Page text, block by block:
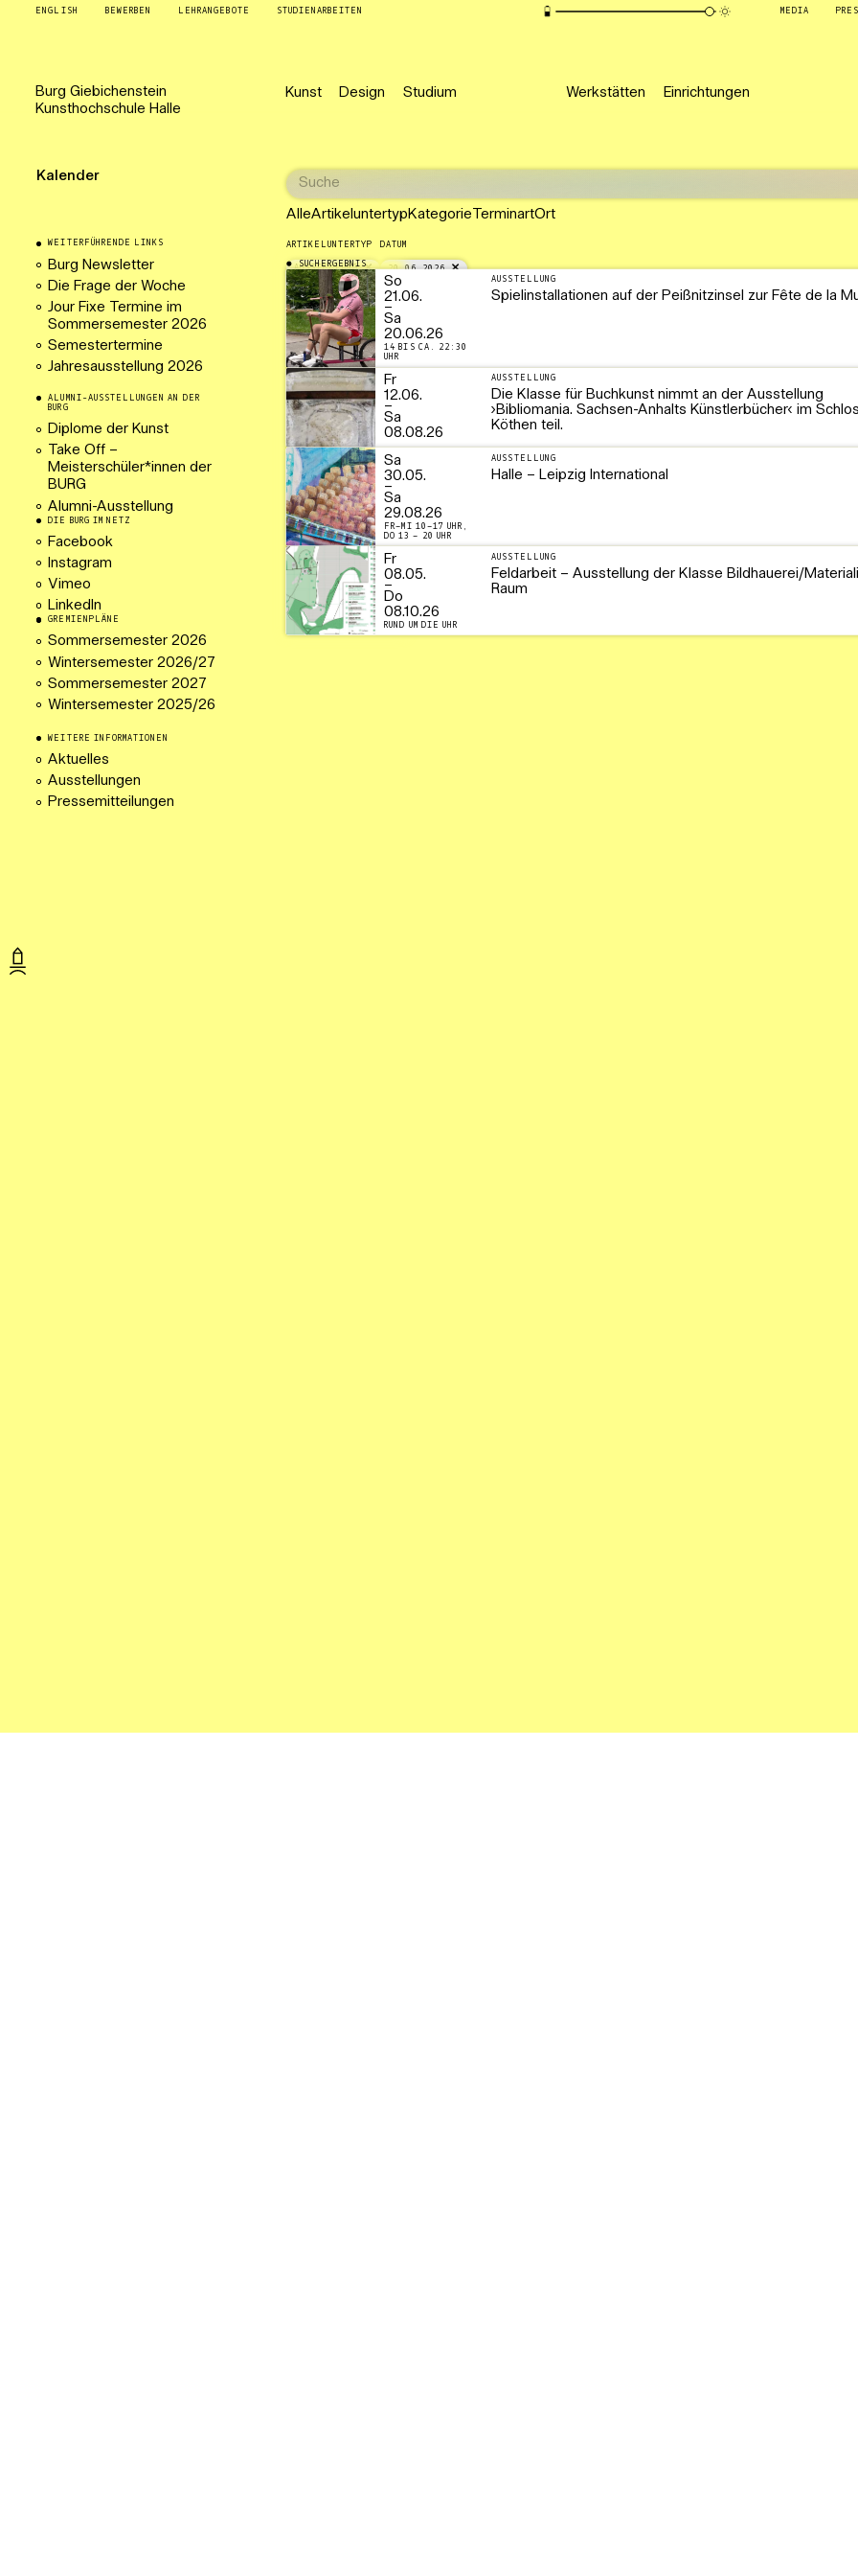
ENGLISH BEWERBEN LEHRANGEBOTE STUDIENARBEITEN MEDIA
Burg Giebichenstein
Kunsthochschule Halle
Kunst Design Studium Werkstätten Einrichtungen
AlleArtikeluntertyp Kategorie TerminartOrt
ARTIKELUNTERTYP
AUSSTELLUNG
DATUM
20.06.2026
SUCHERGEBNIS
So
21.06.
–
Sa
20.06.26
14 BIS CA. 22:30
UHR
AUSSTELLUNG
Spielinstallationen auf der Peißnitzinsel zur Fête de la
Fr
12.06.
–
Sa
08.08.26
AUSSTELLUNG
Die Klasse für Buchkunst nimmt an der Ausstellung
›Bibliomania. Sachsen-Anhalts Künstlerbücher‹ im
Köthen teil.
Sa
30.05.
–
Sa
29.08.26
FR–MI 10–17 UHR,
DO 13 – 20 UHR
AUSSTELLUNG
Halle – Leipzig International
Fr
08.05.
–
Do
08.10.26
RUND UM DIE UHR
AUSSTELLUNG
Feldarbeit – Ausstellung der Klasse Bildhauerei/
Raum
Kalender
WEITERFÜHRENDE LINKS
Burg Newsletter
Die Frage der Woche
Jour Fixe Termine im
Sommersemester 2026
Semestertermine
Jahresausstellung 2026
ALUMNI-AUSSTELLUNGEN AN DER
BURG
Diplome der Kunst
Take Off –
Meisterschüler*innen der
BURG
Alumni-Ausstellung
DIE BURG IM NETZ
Facebook
Instagram
Vimeo
LinkedIn
GREMIENPLÄNE
Sommersemester 2026
Wintersemester 2026/27
Sommersemester 2027
Wintersemester 2025/26
WEITERE INFORMATIONEN
Aktuelles
Ausstellungen
Pressemitteilungen